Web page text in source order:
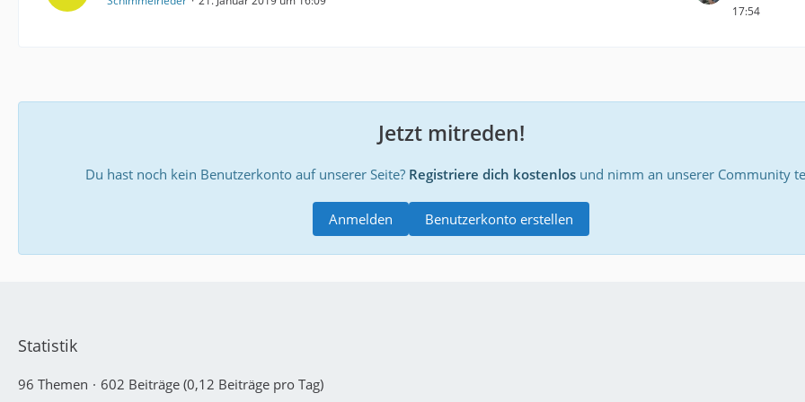
17:54
Jetzt mitreden!
Du hast noch kein Benutzerkonto auf unserer Seite? Registriere dich kostenlos und nimm an unserer Community
Benutzerkonto erstellen
Anmelden
Statistik
96 Themen 602 Beiträge (0,12 Beiträge pro Tag)